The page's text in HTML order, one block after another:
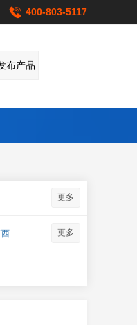
400-803-5117
布产品
更多
西 更多